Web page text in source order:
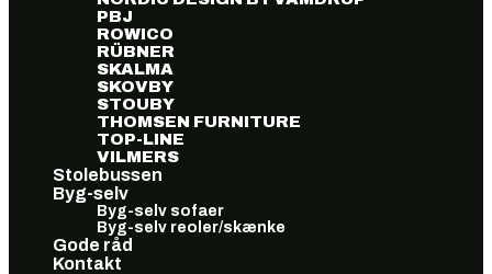
PBJ
ROWICO
RÜBNER
SKALMA
SKOVBY
STOUBY
THOMSEN FURNITURE
TOP-LINE
VILMERS
Stolebussen
Byg-selv
Byg-selv sofaer
Byg-selv reoler/skænke
Gode råd
Kontakt